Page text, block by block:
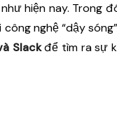
hiện nay. Trong
nghệ “dậy
Slackđể tìm ra sự